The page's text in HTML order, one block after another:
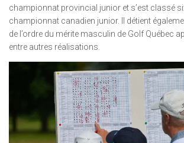
championnat provincial junior et s’est classé
championnat canadien junior. Il détient
de l’ordre du mérite masculin de Golf Québec
entre autres réalisations.